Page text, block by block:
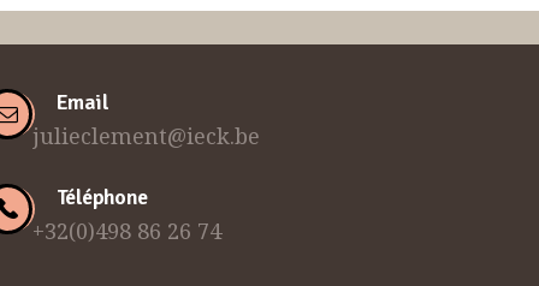
Email
julieclement@ieck.be
Téléphone
+32(0)498 86 26 74